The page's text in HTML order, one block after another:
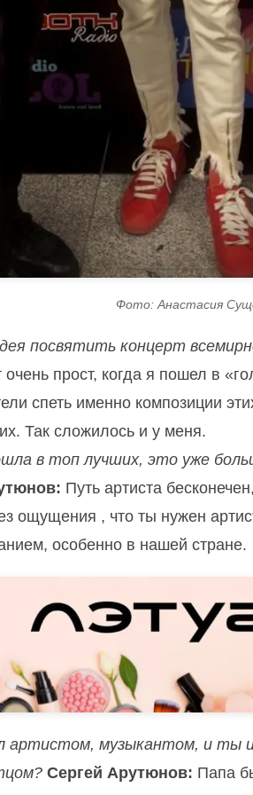
Фото: Анастасия
посвятить концерт
очень прост, когда я пошел в
спеть именно композиции
Так сложилось и у меня.
в топ лучших, это уже
Путь артиста
ощущения , что ты нужен
особенно в нашей стране.
артистом, музыкантом, и ты
Сергей Арутюнов: Папа